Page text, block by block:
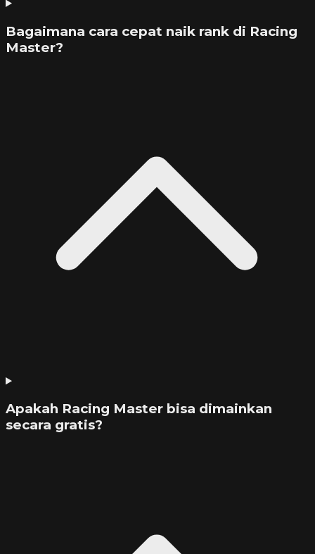
Bagaimana cara cepat naik rank di Racing
Master?
Apakah Racing Master bisa dimainkan
secara gratis?